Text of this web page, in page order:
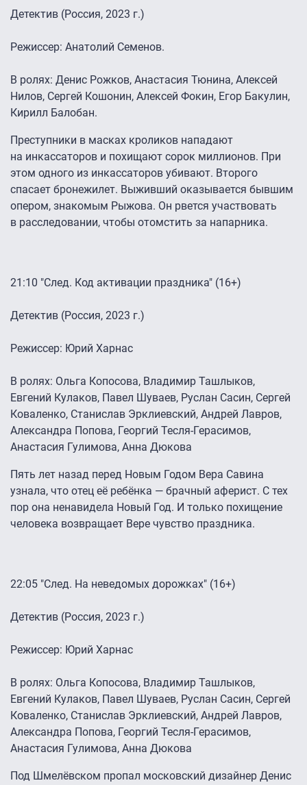
Детектив (Россия, 2023 г.)
Режиссер: Анатолий Семенов.
В ролях: Денис Рожков, Анастасия Тюнина, Алексей
Нилов, Сергей Кошонин, Алексей Фокин, Егор Бакулин,
Кирилл Балобан.
Преступники в масках кроликов нападают
на инкассаторов и похищают сорок миллионов. При
этом одного из инкассаторов убивают. Второго
спасает бронежилет. Выживший оказывается бывшим
опером, знакомым Рыжова. Он рвется участвовать
в расследовании, чтобы отомстить за напарника.
21:10 "След. Код активации праздника" (16+)
Детектив (Россия, 2023 г.)
Режиссер: Юрий Харнас
В ролях: Ольга Копосова, Владимир Ташлыков,
Евгений Кулаков, Павел Шуваев, Руслан Сасин, Сергей
Коваленко, Станислав Эрклиевский, Андрей Лавров,
Александра Попова, Георгий Тесля-Герасимов,
Анастасия Гулимова, Анна Дюкова
Пять лет назад перед Новым Годом Вера Савина
узнала, что отец её ребёнка — брачный аферист. С тех
пор она ненавидела Новый Год. И только похищение
человека возвращает Вере чувство праздника.
22:05 "След. На неведомых дорожках" (16+)
Детектив (Россия, 2023 г.)
Режиссер: Юрий Харнас
В ролях: Ольга Копосова, Владимир Ташлыков,
Евгений Кулаков, Павел Шуваев, Руслан Сасин, Сергей
Коваленко, Станислав Эрклиевский, Андрей Лавров,
Александра Попова, Георгий Тесля-Герасимов,
Анастасия Гулимова, Анна Дюкова
Под Шмелёвском пропал московский дизайнер Денис